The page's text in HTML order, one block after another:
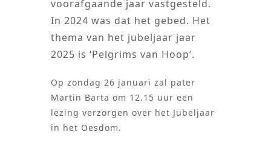
voorafgaande jaar vastgesteld.
In 2024 was dat het gebed. Het
thema van het jubeljaar jaar
2025 is ‘Pelgrims van Hoop’.
Op zondag 26 januari zal pater
Martin Barta om 12.15 uur een
lezing verzorgen over het Jubeljaar
in het Oesdom.